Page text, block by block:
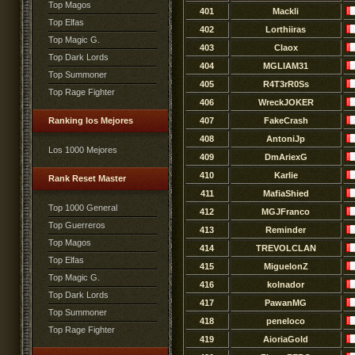
Top Magos
Top Elfas
Top Magic G.
Top Dark Lords
Top Summoner
Top Rage Fighter
Ranking los Mejores
Los 1000 Mejores
Rank Reset Master
Top 1000 General
Top Guerreros
Top Magos
Top Elfas
Top Magic G.
Top Dark Lords
Top Summoner
Top Rage Fighter
401
Mackli
402
Lorthiiras
403
Claox
404
MGLIAM31
405
R4T3rR0Ss
406
WreckJOKER
407
FakeCrash
408
AntoniJp
409
DmAriexG
410
Karlie
411
MafiaShied
412
MGJFranco
413
Reminder
414
TREVOLCLAN
415
MiguelonZ
416
kolnador
417
PawanMG
418
peneloco
419
AioriaGold